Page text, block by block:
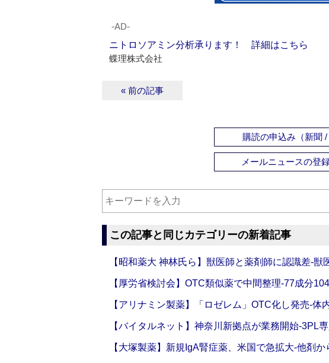
‐AD‐
ニトロソアミン分析承ります！ 詳細はこちら
蝶理株式会社
« 前の記事
購読の申込み（新聞 /
メールニュースの登
この記事と同じカテゴリーの新着記事
【昭和薬大 神林氏ら】獣医師と薬剤師に認識差‐獣
【厚労省検討会】OTC類似薬で中間整理‐77成分
【アリナミン製薬】「ロゼレム」OTC化し発売‐体
【バイタルネット】神奈川新拠点が業務開始‐3PL
【大塚製薬】新規IgA腎症薬、米国で急拡大‐他剤